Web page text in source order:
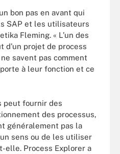
bon pas en avant qui
SAP et les utilisateurs
Fleming. « L’un des
d’un projet de process
savent pas comment
à leur fonction et ce
peut fournir des
des processus,
généralement pas la
sens ou de les utiliser
elle. Process Explorer a